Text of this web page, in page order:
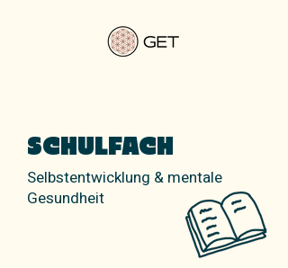
SCHULFACH
Selbstentwicklung & mentale
Gesundheit